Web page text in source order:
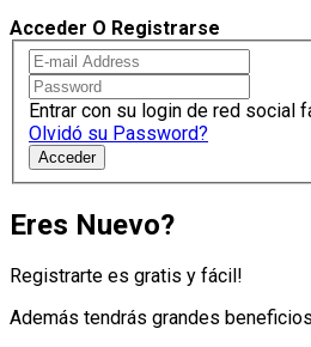
Acceder O Registrarse
Entrar con su login de red social
Olvidó su Password?
Acceder
Eres Nuevo?
Registrarte es gratis y fácil!
Además tendrás grandes beneficios